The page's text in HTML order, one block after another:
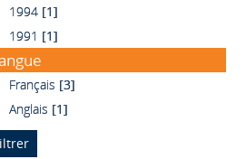
1994 [1]
1991 [1]
Français [3]
Anglais [1]